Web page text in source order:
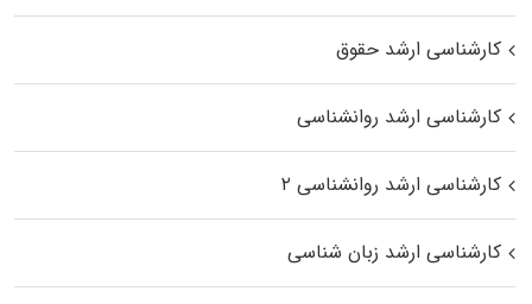
کارشناسی ارشد حقوق
کارشناسی ارشد روانشناسی
کارشناسی ارشد روانشناسی ۲
کارشناسی ارشد زبان شناسی